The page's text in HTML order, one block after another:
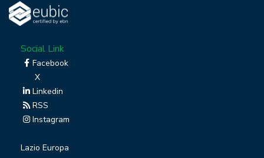
Social Link
Facebook
X
Linkedin
RSS
Instagram
Lazio Europa